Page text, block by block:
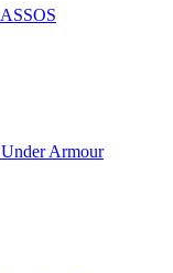
ASSOS
Under Armour